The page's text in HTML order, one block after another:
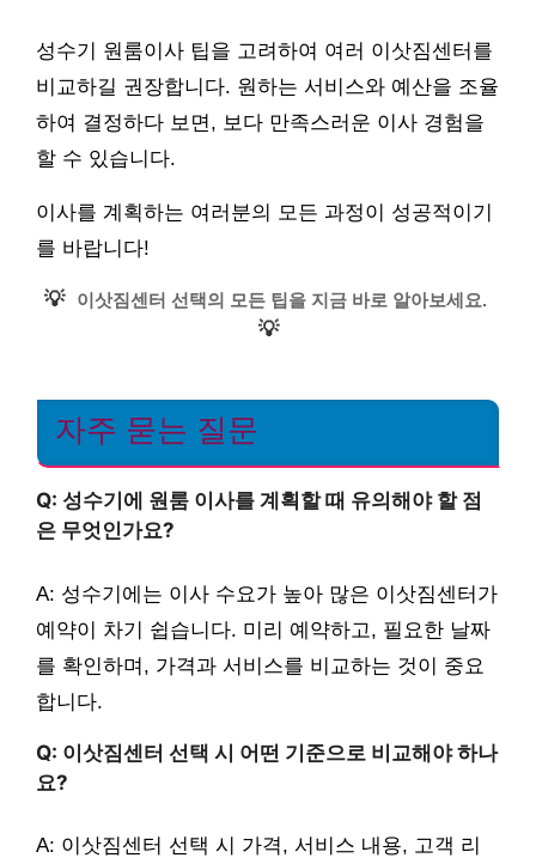
성수기 원룸이사 팁을 고려하여 여러 이삿짐센터를
비교하길 권장합니다. 원하는 서비스와 예산을 조율
하여 결정하다 보면, 보다 만족스러운 이사 경험을
할 수 있습니다.
이사를 계획하는 여러분의 모든 과정이 성공적이기
를 바랍니다!
💡 이삿짐센터 선택의 모든 팁을 지금 바로 알아보세요.
💡
자주 묻는 질문
Q: 성수기에 원룸 이사를 계획할 때 유의해야 할 점
은 무엇인가요?
A: 성수기에는 이사 수요가 높아 많은 이삿짐센터가
예약이 차기 쉽습니다. 미리 예약하고, 필요한 날짜
를 확인하며, 가격과 서비스를 비교하는 것이 중요
합니다.
Q: 이삿짐센터 선택 시 어떤 기준으로 비교해야 하나
요?
A: 이삿짐센터 선택 시 가격, 서비스 내용, 고객 리